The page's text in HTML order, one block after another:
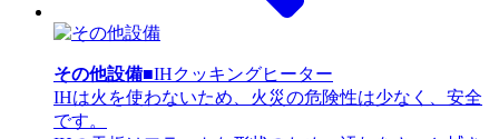
その他設備■IHクッキングヒーター
IHは火を使わないため、火災の危険性は少なく、安全
です。